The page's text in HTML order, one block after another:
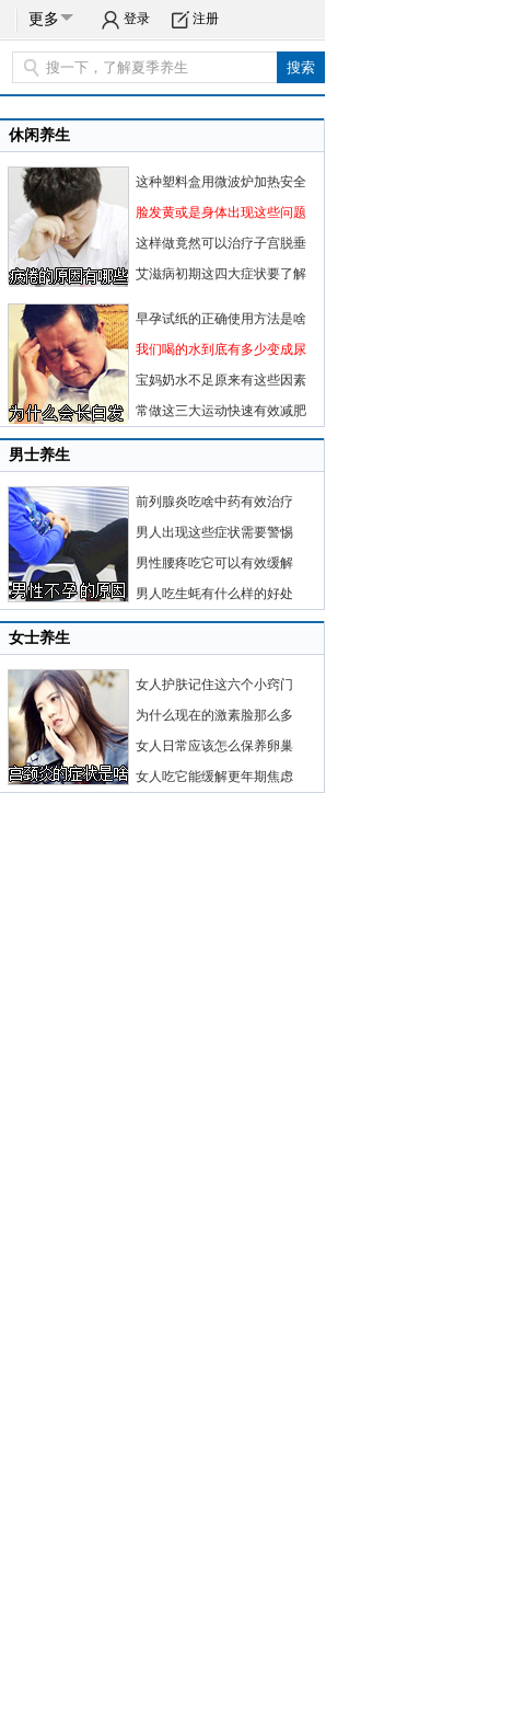
更多 登录 注册
休闲养生
这种塑料盒用微波炉加热安全
脸发黄或是身体出现这些问题
这样做竟然可以治疗子宫脱垂
艾滋病初期这四大症状要了解
早孕试纸的正确使用方法是啥
我们喝的水到底有多少变成尿
宝妈奶水不足原来有这些因素
常做这三大运动快速有效减肥
男士养生
前列腺炎吃啥中药有效治疗
男人出现这些症状需要警惕
男性腰疼吃它可以有效缓解
男人吃生蚝有什么样的好处
女士养生
女人护肤记住这六个小窍门
为什么现在的激素脸那么多
女人日常应该怎么保养卵巢
女人吃它能缓解更年期焦虑